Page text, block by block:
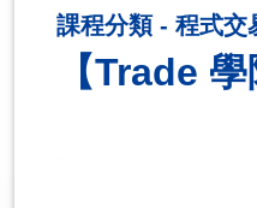
課程分類 - 程式交
【Trade